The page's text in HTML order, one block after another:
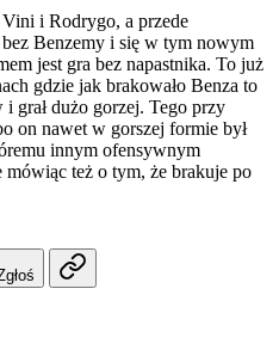
i Rodrygo, a przede
Benzemy i się w tym nowym
jest gra bez napastnika. To już
gdzie jak brakowało Benza to
grał dużo gorzej. Tego przy
on nawet w gorszej formie był
innym ofensywnym
też o tym, że brakuje po